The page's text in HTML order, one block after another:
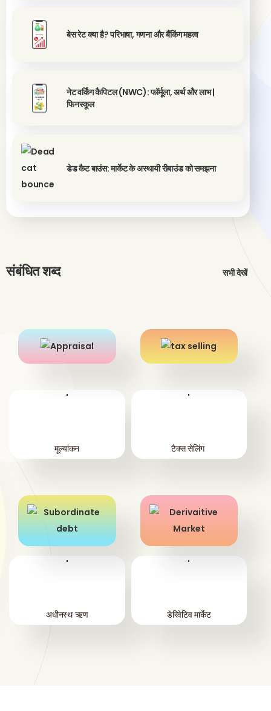
बेस रेट क्या है? परिभाषा, गणना और बैंकिंग महत्व
नेट वर्किंग कैपिटल (NWC): फॉर्मूला, अर्थ और लाभ |
फिनस्कूल
डेड कैट बाउंस: मार्केट के अस्थायी रीबाउंड को समझना
संबंधित शब्द सभी देखें
'
मूल्यांकन
'
टैक्स सेलिंग
'
अधीनस्थ ऋण
'
डेरिवेटिव मार्केट